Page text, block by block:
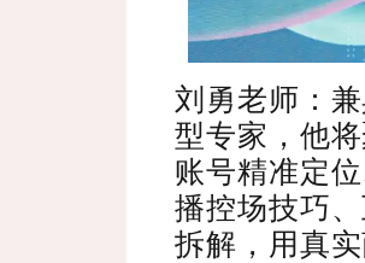
刘勇老师：
型专家，他
账号精准定
播控场技巧
拆解，用真